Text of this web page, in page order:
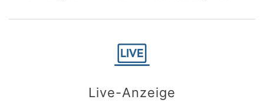
Live-Anzeige